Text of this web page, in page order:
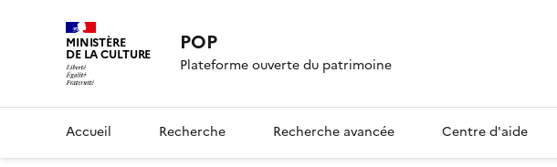
MINISTÈRE
DE LA CULTURE POP
Plateforme ouverte du patrimoine
Accueil Recherche Recherche avancée Centre d'aide